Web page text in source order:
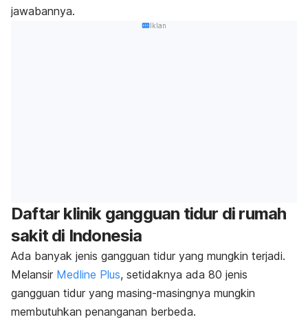
jawabannya.
Iklan
Daftar klinik gangguan tidur di rumah
sakit di Indonesia
Ada banyak jenis gangguan tidur yang mungkin terjadi.
Melansir Medline Plus, setidaknya ada 80 jenis
gangguan tidur yang masing-masingnya mungkin
membutuhkan penanganan berbeda.